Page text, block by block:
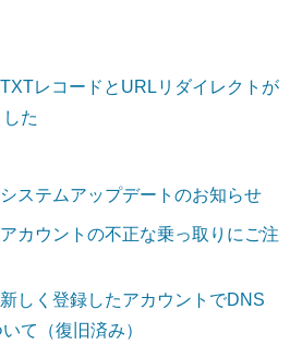
TXTレコードとURLリダイレクトが
た
システムアップデートのお知らせ
アカウントの不正な乗っ取りにご注
新しく登録したアカウントでDNS
て（復旧済み）